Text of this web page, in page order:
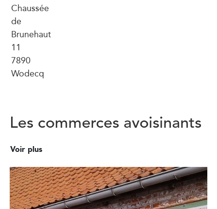
Chaussée
de
Brunehaut
11
7890
Wodecq
Les commerces avoisinants
Voir plus